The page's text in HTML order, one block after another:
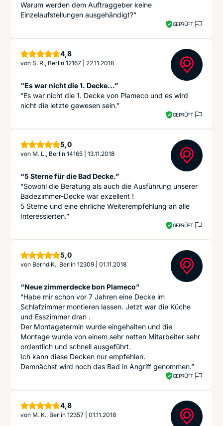
Warum werden dem Auftraggeber keine
Einzelaufstellungen ausgehändigt?”
GEPRÜFT
4,8Sterne
von S. R., Berlin 12167 22.11.2018
“Es war nicht die 1. Decke...”
“Es war nicht die 1. Decke von Plameco und es wird
nicht die letzte gewesen sein.”
GEPRÜFT
5,0Sterne
von M. L., Berlin 14165 13.11.2018
“5 Sterne für die Bad Decke.”
“Sowohl die Beratung als auch die Ausführung unserer
Badezimmer-Decke war exzellent !
5 Sterne und eine ehrliche Weiterempfehlung an alle
Interessierten.”
GEPRÜFT
5,0Sterne
von Bernd K., Berlin 12309 01.11.2018
“Neue zimmerdecke bon Plameco”
“Habe mir schon vor 7 Jahren eine Decke im
Schlafzimmer montieren lassen. Jetzt war die Küche
und Esszimmer dran .
Der Montagetermin wurde eingehalten und die
Montage wurde von einem sehr netten Mitarbeiter sehr
ordentlich und schnell ausgeführt.
Ich kann diese Decken nur empfehlen.
Demnächst wird noch das Bad in Angriff genommen.”
GEPRÜFT
4,8Sterne
von M. K., Berlin 12357 01.11.2018